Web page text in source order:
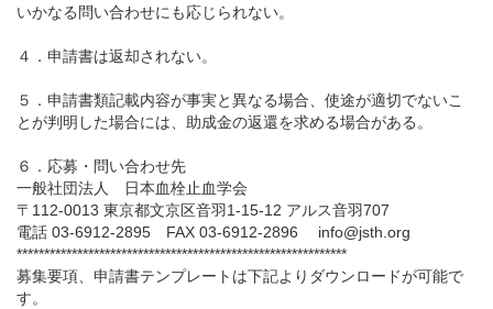
いかなる問い合わせにも応じられない。
４．申請書は返却されない。
５．申請書類記載内容が事実と異なる場合、使途が適切でないこ
とが判明した場合には、助成金の返還を求める場合がある。
６．応募・問い合わせ先
一般社団法人 日本血栓止血学会
〒112-0013 東京都文京区音羽1-15-12 アルス音羽707
電話 03-6912-2895 FAX 03-6912-2896 info@jsth.org
************************************************************
募集要項、申請書テンプレートは下記よりダウンロードが可能で
す。